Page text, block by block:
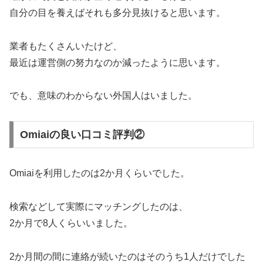
自分の目を養えばそれも多分見抜けると思います。
業者もたくさんいたけど、
最近は運営側の努力なのか減ったように思います。
でも、意味のわからない外国人はいました。
Omiaiの良い口コミ評判②
Omiaiを利用したのは2か月くらいでした。
検索などして実際にマッチングしたのは、
2か月で8人くらいいました。
2か月間の間に連絡が続いたのはそのうち1人だけでした